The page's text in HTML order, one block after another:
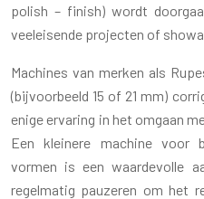
polish – finish) wordt
veeleisende projecten of
Machines van merken als
(bijvoorbeeld 15 of 21 mm)
enige ervaring in het omgaan
Een kleinere machine voor
vormen is een waardevolle
regelmatig pauzeren om het